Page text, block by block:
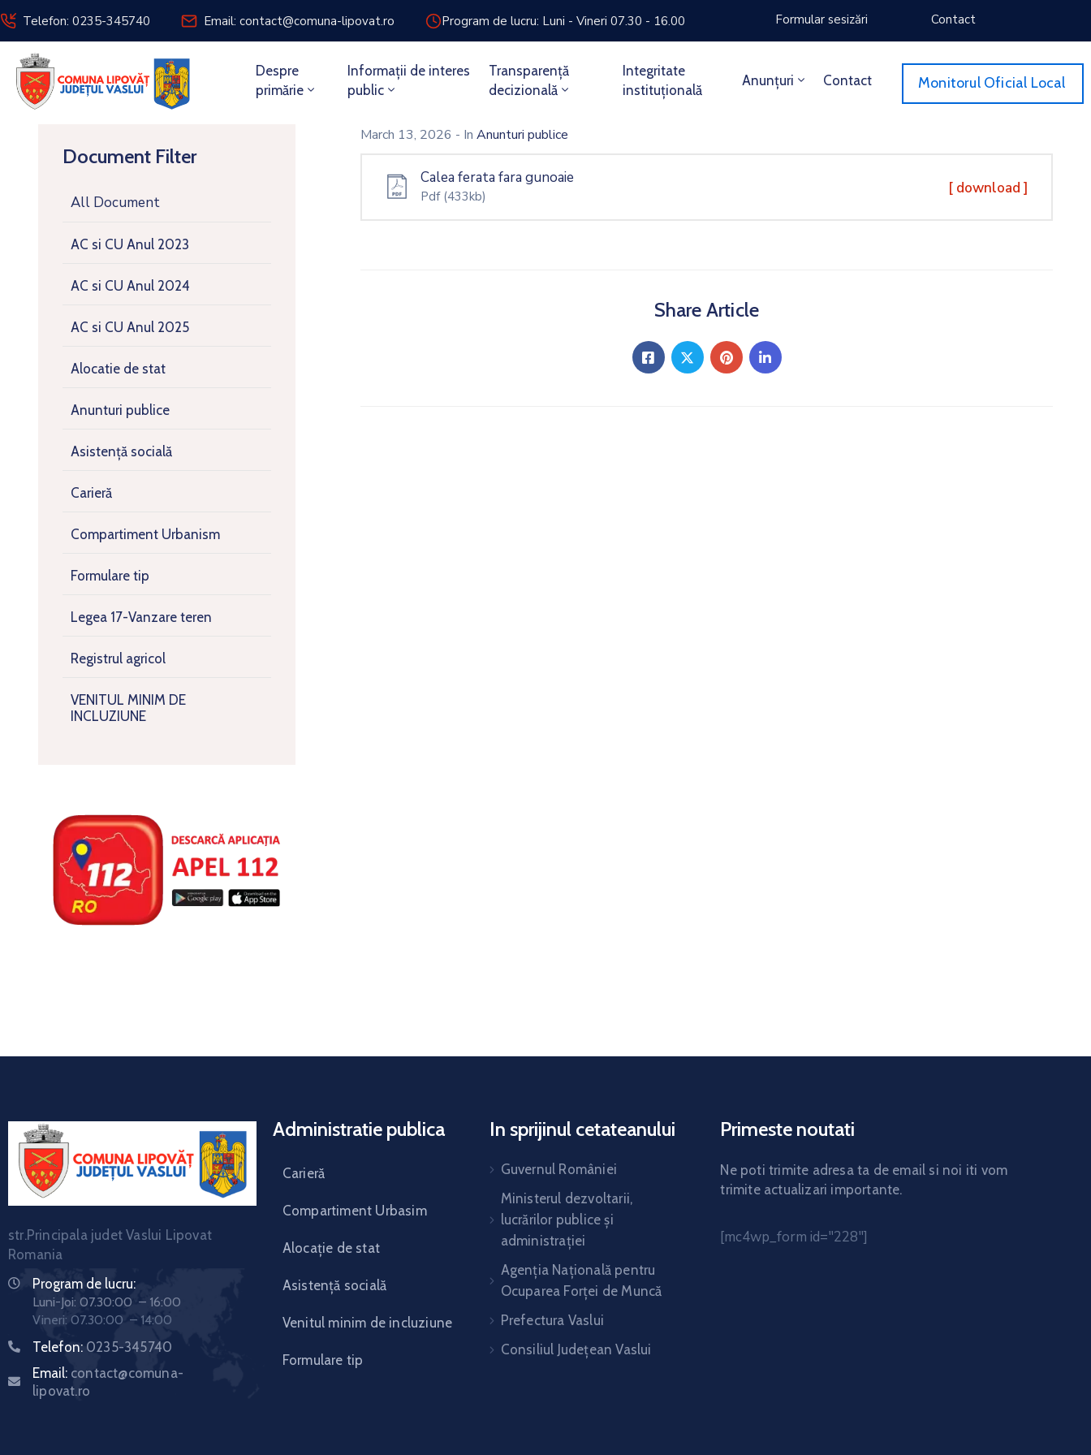
Telefon: 0235-345740 Email: contact@comuna-lipovat.ro Program de lucru: Luni - Vineri 07.30 - 16.00 Formular sesizări Contact
Despre
primărie
Informații de interes
public
Transparență
decizională
Integritate
instituțională
Anunțuri Contact Monitorul Oficial Local
Document Filter
All Document
AC si CU Anul 2023
AC si CU Anul 2024
AC si CU Anul 2025
Alocatie de stat
Anunturi publice
Asistență socială
Carieră
Compartiment Urbanism
Formulare tip
Legea 17-Vanzare teren
Registrul agricol
VENITUL MINIM DE
INCLUZIUNE
March 13, 2026 - In Anunturi publice
Calea ferata fara gunoaie
Pdf (433kb) [ download ]
Share Article
str.Principala judet Vaslui Lipovat
Romania
Program de lucru:
Luni-Joi: 07.30:00 – 16:00
Vineri: 07.30:00 – 14:00
Telefon: 0235-345740
Email: contact@comuna-
lipovat.ro
Administratie publica
Carieră
Compartiment Urbasim
Alocație de stat
Asistență socială
Venitul minim de incluziune
Formulare tip
In sprijinul cetateanului
Guvernul României
Ministerul dezvoltarii,
lucrărilor publice și
administrației
Agenția Națională pentru
Ocuparea Forței de Muncă
Prefectura Vaslui
Consiliul Județean Vaslui
Primeste noutati
Ne poti trimite adresa ta de email si noi iti vom
trimite actualizari importante.
[mc4wp_form id="228"]